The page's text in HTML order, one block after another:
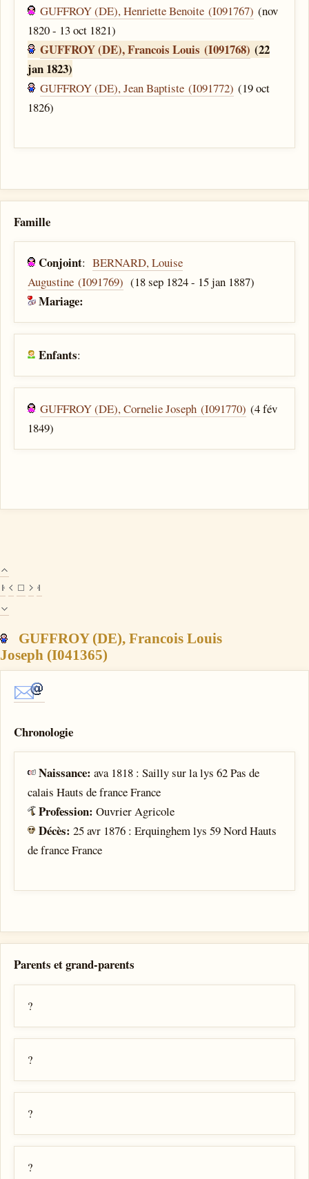
GUFFROY (DE), Henriette Benoite (I091767) (nov
1820 - 13 oct 1821)
GUFFROY (DE), Francois Louis (I091768) (22
jan 1823)
GUFFROY (DE), Jean Baptiste (I091772) (19 oct
1826)
Famille
Conjoint:BERNARD, Louise
Augustine (I091769) (18 sep 1824 - 15 jan 1887)
Mariage:
Enfants:
GUFFROY (DE), Cornelie Joseph (I091770) (4 fév
1849)
GUFFROY (DE), Francois Louis
Joseph (I041365)
Chronologie
Naissance:ava 1818 : Sailly sur la lys 62 Pas de
calais Hauts de france France
Profession:Ouvrier Agricole
Décès:25 avr 1876 : Erquinghem lys 59 Nord Hauts
de france France
Parents et grand-parents
?
?
?
?